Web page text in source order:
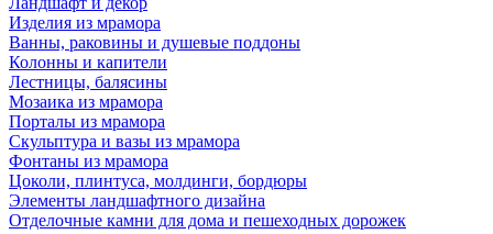
Изделия из мрамора
Ванны, раковины и душевые поддоны
Колонны и капители
Лестницы, балясины
Мозаика из мрамора
Порталы из мрамора
Скульптура и вазы из мрамора
Фонтаны из мрамора
Цоколи, плинтуса, молдинги, бордюры
Элементы ландшафтного дизайна
Отделочные камни для дома и пешеходных дорожек